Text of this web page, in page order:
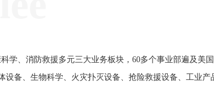
学、消防救援多元三大业务板块，60多个事业部遍及美
设备、生物科学、火灾扑灭设备、抢险救援设备、工业产